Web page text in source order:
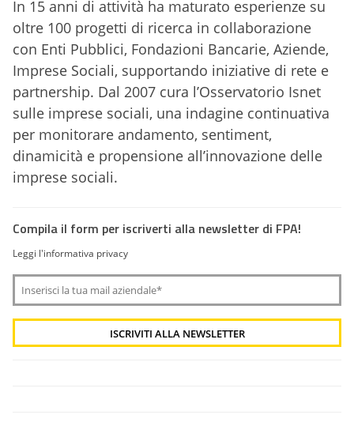
In 15 anni di attività ha maturato esperienze su
oltre 100 progetti di ricerca in collaborazione
con Enti Pubblici, Fondazioni Bancarie, Aziende,
Imprese Sociali, supportando iniziative di rete e
partnership. Dal 2007 cura l’Osservatorio Isnet
sulle imprese sociali, una indagine continuativa
per monitorare andamento, sentiment,
dinamicità e propensione all’innovazione delle
imprese sociali.
Compila il form per iscriverti alla newsletter di FPA!
Leggi l'informativa privacy